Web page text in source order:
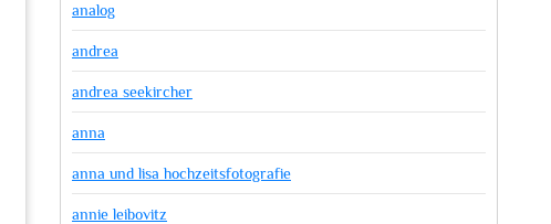
analog
andrea
andrea seekircher
anna
anna und lisa hochzeitsfotografie
annie leibovitz